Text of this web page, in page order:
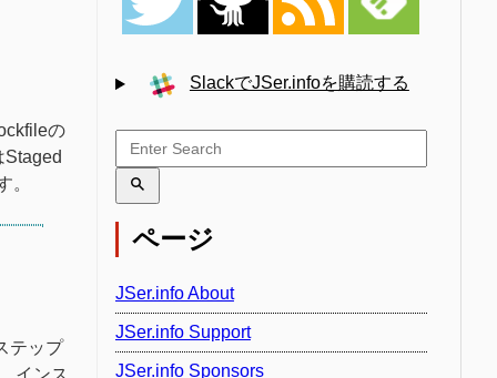
の
。
テップ
インス
SlackでJSer.infoを購読する
ページ
JSer.info About
JSer.info Support
JSer.info Sponsors